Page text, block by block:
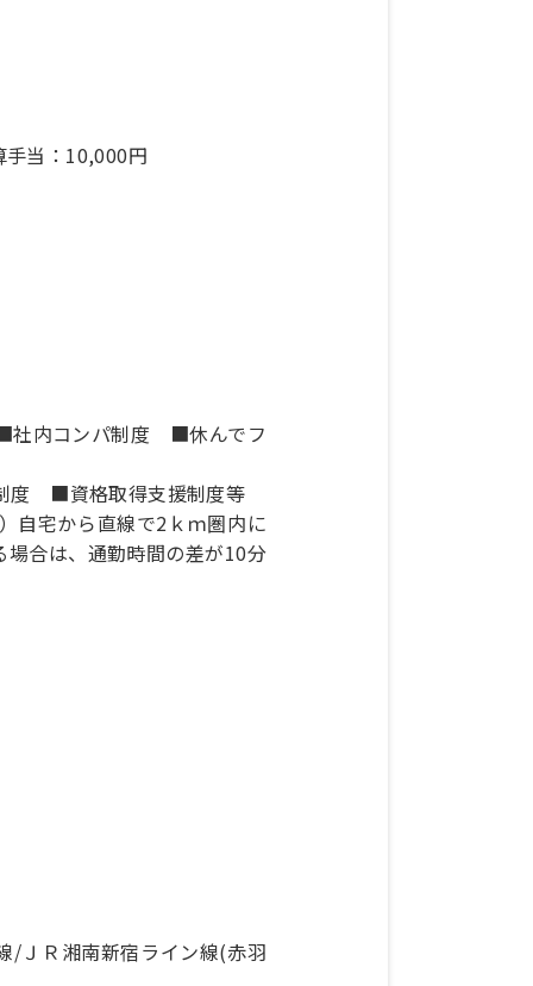
当：10,000円
社内コンパ制度 ■休んでフ
度 ■資格取得支援制度等
自宅から直線で2ｋｍ圏内に
合は、通勤時間の差が10分
/ＪＲ湘南新宿ライン線(赤羽